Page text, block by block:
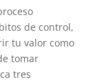
de control,
tu valor como
tomar
tres